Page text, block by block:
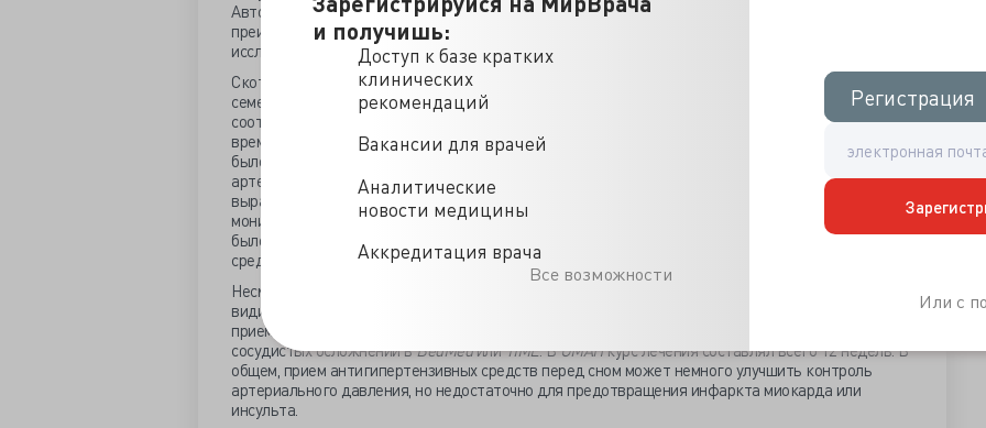
и получишь:
Доступ к базе кратких
клинических
рекомендаций
Вакансии для врачей
Аналитические
новости медицины
Аккредитация врача
Все возможности
Регистрация
Регистрация
Или с
Авторы пришли к выводу, что прием препарата в ночное время имеет потенциальные
преимущества, и результаты ОМАН, по-видимому, резко противоречат результатам
исследований
BedMedиTIME.
Скотт Гаррисон
(Scott Garrison),доктор медицинских наук, ведущий автор
и профессор
семейной медицины в Университете Альберты, отметил, что ОМАН в значительной степени
соответствует требованиям BedMed и времени, потраченному на изучение результатов. Со
временем в группе, принимавшей препарат вечером, среднее утреннее артериальное давление
было на 1,8 мм рт.ст. ниже, чем в группе, принимавшей препарат утром. Однако среднее вечернее
артериальное давление у них не было ниже. В исследовании
различия были более
выраженными. Среднее САД за ночь, измеренное с помощью амбулаторного автоматического
монитора АД в подгруппе пациентов, получавших антигипертензивные средства перед сном,
было на 7,4 мм рт.ст. ниже, а среднее диастолическое АД было на 2,7 мм рт.ст. ниже. Однако
среднее дневное АД было таким же.
Несмотря на то, что результаты не полностью совпадают во всех трех исследованиях, по-
видимому, наблюдается несколько большее снижение артериального давления при вечернем
приеме препарата. Но важно отметить, что это различие не привело к уменьшению сердечно-
сосудистых осложнений вBedMedилиTIME. ВОМАНкурс лечения составлял всего 12 недель. В
общем, прием антигипертензивных средств перед сном может немного улучшить контроль
артериального давления, но недостаточно для предотвращения инфаркта миокарда или
инсульта.